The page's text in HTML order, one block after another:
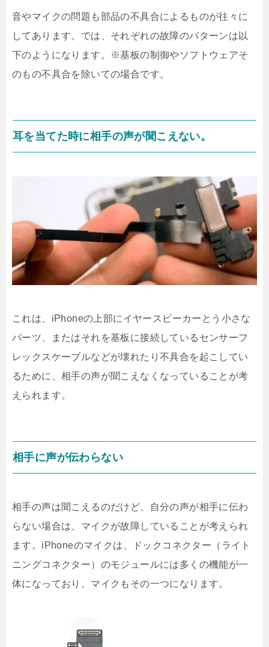
音やマイクの問題も部品の不具合によるものが往々に
してあります。では、それぞれの故障のパターンは以
下のようになります。※基板の制御やソフトウェアそ
のもの不具合を除いての場合です。
耳を当てた時に相手の声が聞こえない。
これは、iPhoneの上部にイヤースピーカーとう小さな
パーツ、またはそれを基板に接続しているセンサーフ
レックスケーブルなどが壊れたり不具合を起こしてい
るために、相手の声が聞こえなくなっていることが考
えられます。
相手に声が伝わらない
相手の声は聞こえるのだけど、自分の声が相手に伝わ
らない場合は、マイクが故障していることが考えられ
ます。iPhoneのマイクは、ドックコネクター（ライト
ニングコネクター）のモジュールには多くの機能が一
体になっており、マイクもその一つになります。